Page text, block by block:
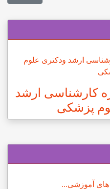
کارشناسی ارشد
پزشکی
های آموزشی...